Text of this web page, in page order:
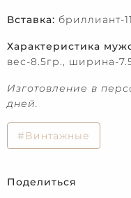
Вставка: бриллиант-
Характеристика
вес-8.5гр., ширина-
Изготовление в
дней.
#Винтажные
Поделиться